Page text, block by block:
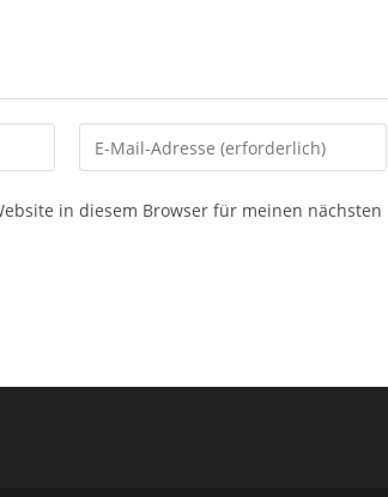
Gib
deine
in diesem Browser für meinen